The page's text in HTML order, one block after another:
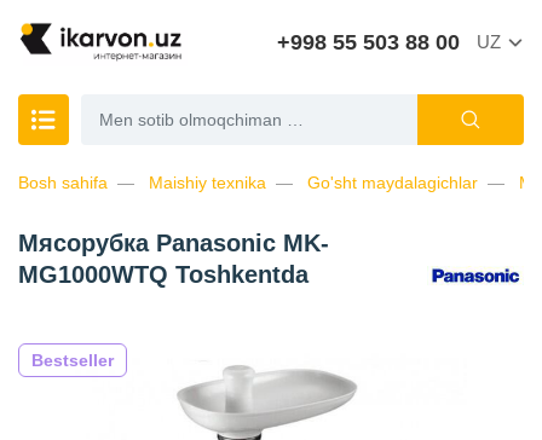
+998 55 503 88 00 UZ
Bosh sahifa Maishiy texnika Go'sht maydalagichlar
Мясорубка Panasonic MK-
MG1000WTQ Toshkentda
Bestseller